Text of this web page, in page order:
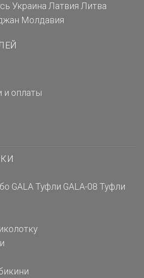
Украина Латвия Литва
Молдавия
и оплаты
GALAТуфли GALA-08 Туфли